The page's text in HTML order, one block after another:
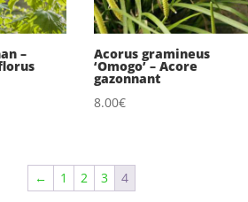
– Acorus gramineus
‘Omogo’ – Acore
gazonnant
8.00€
← 1 2 3 4